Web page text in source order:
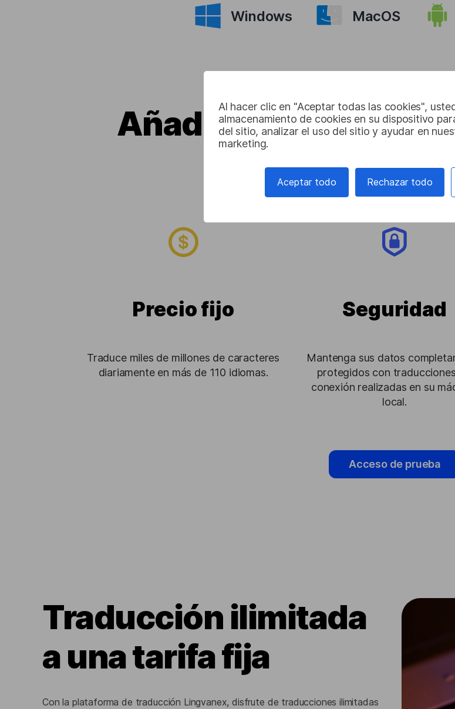
Al hacer clic en "Aceptar todas las cookies",
almacenamiento de cookies en su dispositivo
del sitio, analizar el uso del sitio y ayudar en
marketing.
Aceptar todo Rechazar todo
Windows MacOS
Añade la función de
Precio fijo
Traduce miles de millones de caracteres
diariamente en más de 110 idiomas.
Seguridad
Mantenga sus datos
protegidos con
conexión realizadas en su
local.
Acceso de prueba
Traducción ilimitada
a una tarifa fija
Con la plataforma de traducción Lingvanex, disfrute de traducciones ilimitadas